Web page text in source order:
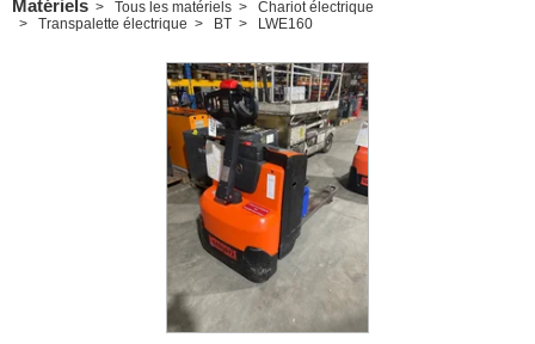
Matériels Tous les matériels
Chariot électrique
Transpalette électrique
BT LWE160